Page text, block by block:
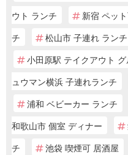
ウト ランチ
新宿 ペッ
チ
松山市 子連れ ランチ
小田原駅 テイクアウト グ
ュウマン横浜 子連れランチ
浦和 ベビーカー ランチ
和歌山市 個室 ディナー
チ
池袋 喫煙可 居酒屋